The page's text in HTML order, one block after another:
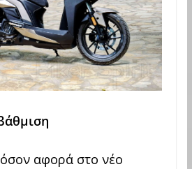
αφορά στο νέο